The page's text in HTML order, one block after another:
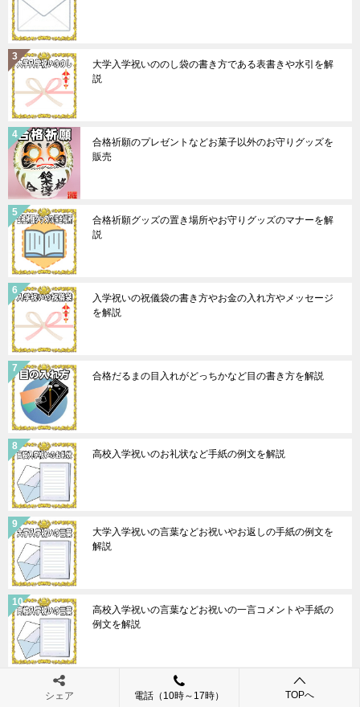
大学入学祝いののし袋の書き方である表書きや水引を解
説
合格祈願のプレゼントなどお菓子以外のお守りグッズを
販売
合格祈願グッズの置き場所やお守りグッズのマナーを解
説
入学祝いの祝儀袋の書き方やお金の入れ方やメッセージ
を解説
合格だるまの目入れがどっちかなど目の書き方を解説
高校入学祝いのお礼状など手紙の例文を解説
大学入学祝いの言葉などお祝いやお返しの手紙の例文を
解説
高校入学祝いの言葉などお祝いの一言コメントや手紙の
例文を解説
シェア 電話（10時～17時） TOPへ